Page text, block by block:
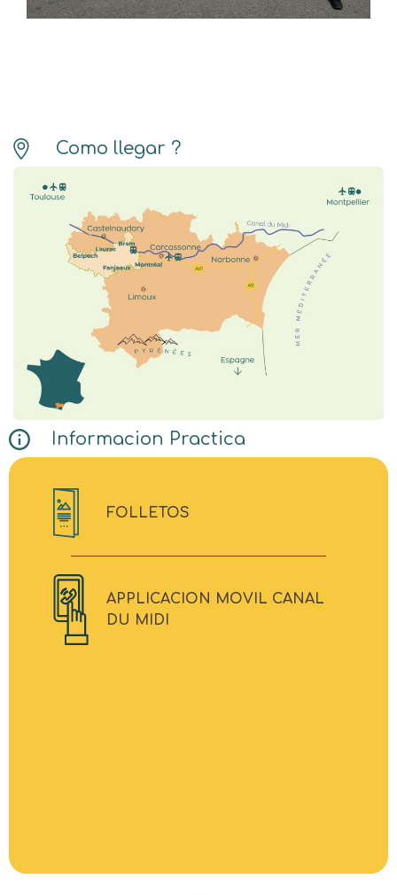
Como llegar ?
Informacion Practica
FOLLETOS
APPLICACION MOVIL CANAL
DU MIDI